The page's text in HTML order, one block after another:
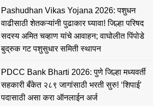
Pashudhan Vikas Yojana 2026: पशुधन
वाढीसाठी शेतकऱ्यांनी पुढाकार घ्यावा! जिल्हा परिषद
सदस्य अमित चव्हाण यांचे आवाहन; वाघोलीत पिंपोडे
बुद्रुक गट पशुसुधार समिती स्थापन
PDCC Bank Bharti 2026: पुणे जिल्हा मध्यवर्ती
सहकारी बँकेत २८९ जागांसाठी भरती सुरु! ‘शिपाई’
पदासाठी असा करा ऑनलाईन अर्ज